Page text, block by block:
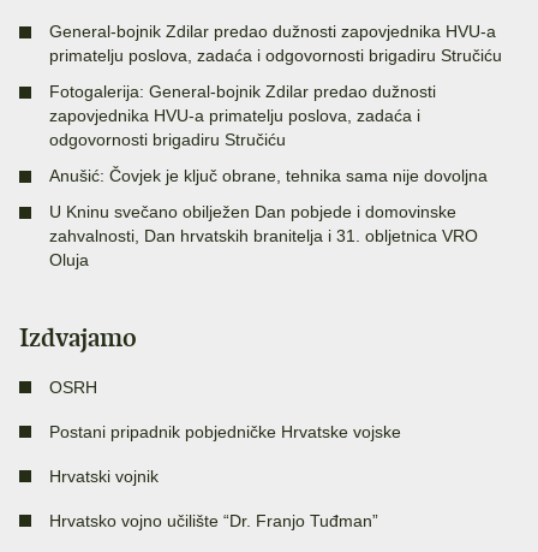
General-bojnik Zdilar predao dužnosti zapovjednika HVU-a
primatelju poslova, zadaća i odgovornosti brigadiru Stručiću
Fotogalerija: General-bojnik Zdilar predao dužnosti
zapovjednika HVU-a primatelju poslova, zadaća i
odgovornosti brigadiru Stručiću
Anušić: Čovjek je ključ obrane, tehnika sama nije dovoljna
U Kninu svečano obilježen Dan pobjede i domovinske
zahvalnosti, Dan hrvatskih branitelja i 31. obljetnica VRO
Oluja
Izdvajamo
OSRH
Postani pripadnik pobjedničke Hrvatske vojske
Hrvatski vojnik
Hrvatsko vojno učilište “Dr. Franjo Tuđman”